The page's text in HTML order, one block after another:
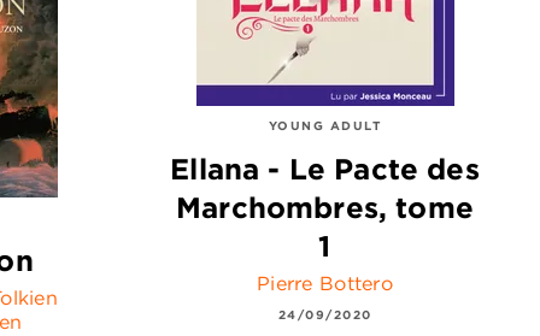
YOUNG ADULT
Ellana - Le Pacte des
Marchombres, tome
1
Pierre Bottero
24/09/2020